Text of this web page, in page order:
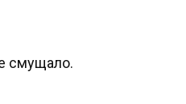
смущало.